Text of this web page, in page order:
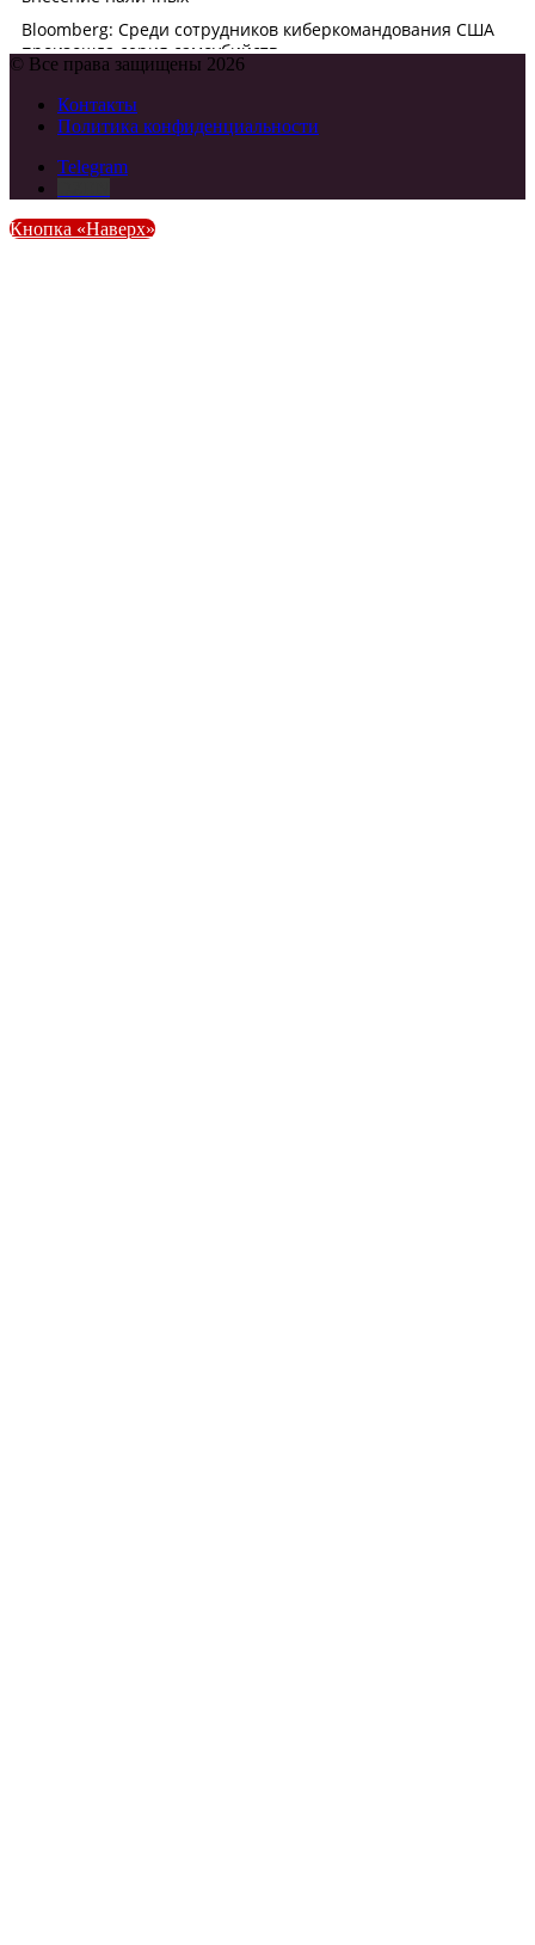
© Все права защищены 2026
Контакты
Политика конфиденциальности
Telegram
Кнопка «Наверх»